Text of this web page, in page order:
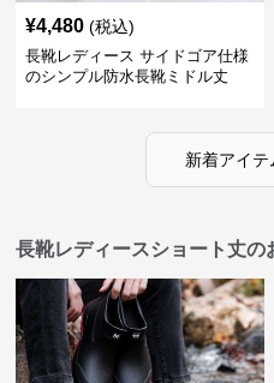
¥4,480 (税込)
長靴レディース サイドゴア仕様
のシンプル防水長靴ミドル丈
新着アイ
長靴レディースショート丈の